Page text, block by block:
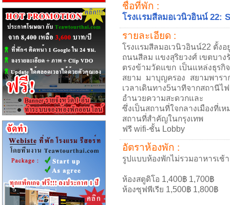
ชื่อที่พัก :
โรงเเรมสีลมอเวนิวอินน์ 22:
รายละเอียด :
โรงเเรมสีลมอเวนิวอินน์22 ตั้ง
ถนนสีลม แขงสุริยวงศ์ เขตบาง
ตรงข้ามวัดแขก เป็นแหล่งธุร
สยาม มาบุญครอง สยามพารา
เวลาเดินทาง5นาทีจากสถา
อำนวยความสะดวกและ
ซึ่งเป็นสถานที่ใจกลางเมืองที่เ
สถานที่สำคัญในกรุงเทพ
ฟรี wifi-ชั้น Lobby
อัตราห้องพัก :
รูปแบบห้องพักไม่รวมอาหารเช้
ห้องสตูดิโอ 1,400฿ 1,700฿
ห้องซุฟพีเรีย 1,500฿ 1,800฿